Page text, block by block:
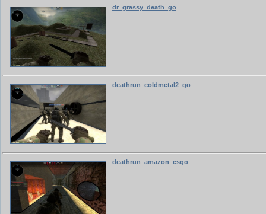
dr_grassy_death_go
deathrun_coldmetal2_go
deathrun_amazon_csgo